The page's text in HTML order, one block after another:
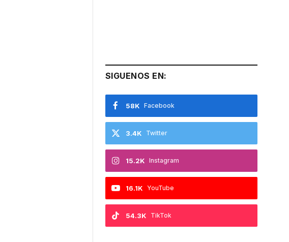
SIGUENOS EN:
Facebook
58K
Twitter
3.4K
Instagram
15.2K
YouTube
16.1K
TikTok
54.3K